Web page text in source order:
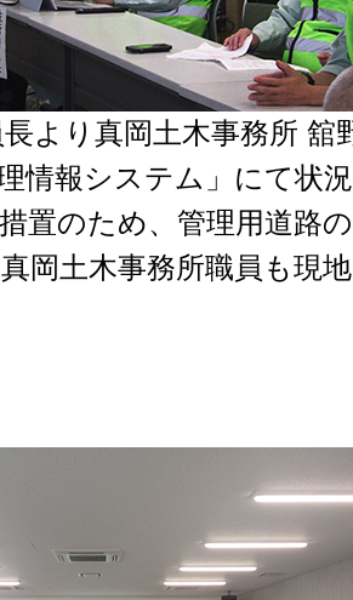
より真岡土木事務所
情報システム」にて状
置のため、管理用道路
岡土木事務所職員も現